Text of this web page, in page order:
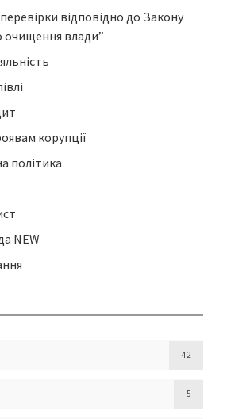
відповідно до Закону
очищення влади”
корупції
політика
NEW
42
5